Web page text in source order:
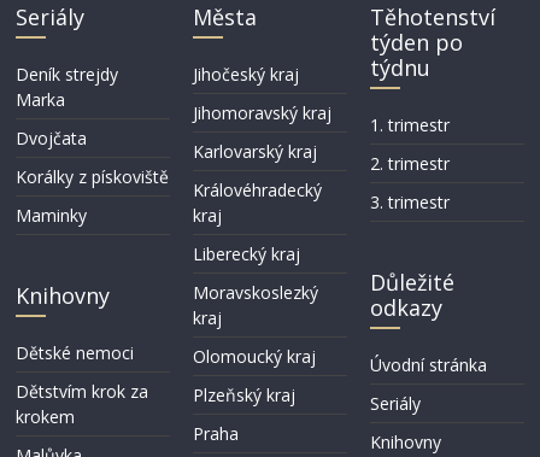
Seriály
Deník strejdy
Marka
Dvojčata
Korálky z pískoviště
Maminky
Knihovny
Dětské nemoci
Dětstvím krok za
krokem
Města
Jihočeský kraj
Jihomoravský kraj
Karlovarský kraj
Královéhradecký
kraj
Liberecký kraj
Moravskoslezký
kraj
Olomoucký kraj
Plzeňský kraj
Praha
Těhotenství
týden po
týdnu
1. trimestr
2. trimestr
3. trimestr
Důležité
odkazy
Úvodní stránka
Seriály
Knihovny